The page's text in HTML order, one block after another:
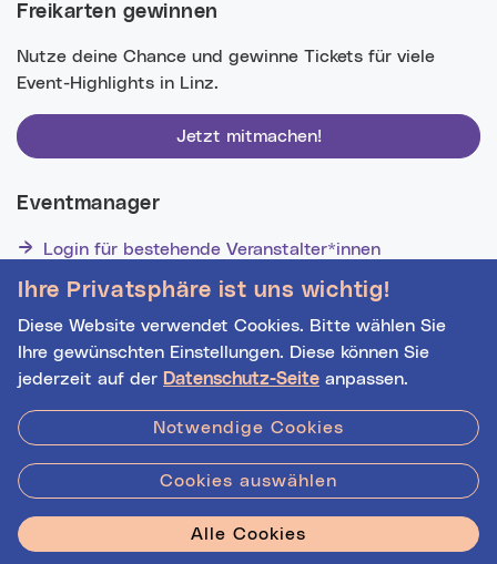
Ihre Privatsphäre ist uns wichtig!
Diese Website verwendet Cookies. Bitte wählen Sie
Ihre gewünschten Einstellungen. Diese können Sie
jederzeit auf der Datenschutz-Seite anpassen.
Notwendige Cookies
Cookies auswählen
Alle Cookies
Freikarten gewinnen
Nutze deine Chance und gewinne Tickets für viele
Event-Highlights in Linz.
Jetzt mitmachen!
Eventmanager
Login für bestehende Veranstalter*innen
Veranstalter*innen!